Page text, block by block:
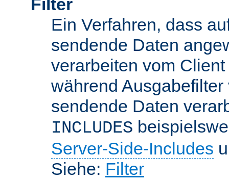
Filter
Ein Verfahren, dass
sendende Daten
verarbeiten vom
während
sendende Daten
INCLUDES
Server-Side-Includes
Siehe: Filter